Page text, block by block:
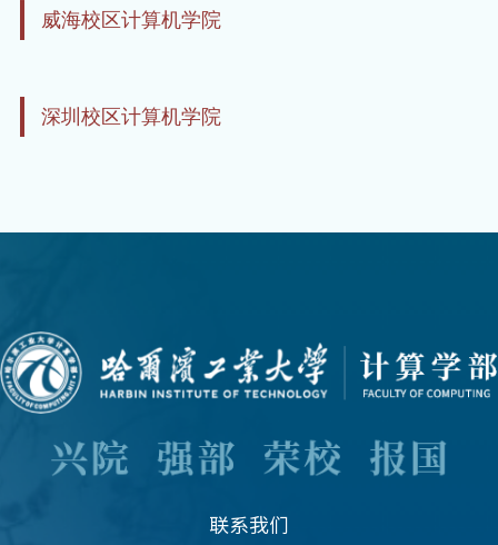
威海校区计算机学院
深圳校区计算机学院
联系我们